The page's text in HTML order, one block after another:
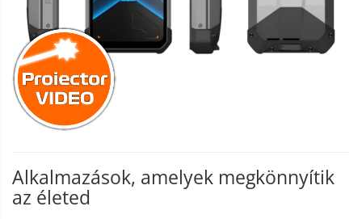
Alkalmazások, amelyek megkönnyítik
az életed